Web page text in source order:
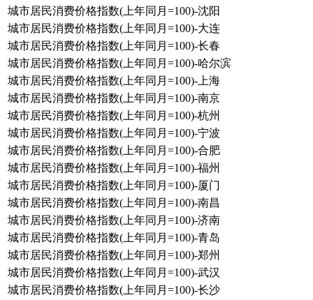
城市居民消费价格指数(上年同月=100)-沈阳
城市居民消费价格指数(上年同月=100)-大连
城市居民消费价格指数(上年同月=100)-长春
城市居民消费价格指数(上年同月=100)-哈尔滨
城市居民消费价格指数(上年同月=100)-上海
城市居民消费价格指数(上年同月=100)-南京
城市居民消费价格指数(上年同月=100)-杭州
城市居民消费价格指数(上年同月=100)-宁波
城市居民消费价格指数(上年同月=100)-合肥
城市居民消费价格指数(上年同月=100)-福州
城市居民消费价格指数(上年同月=100)-厦门
城市居民消费价格指数(上年同月=100)-南昌
城市居民消费价格指数(上年同月=100)-济南
城市居民消费价格指数(上年同月=100)-青岛
城市居民消费价格指数(上年同月=100)-郑州
城市居民消费价格指数(上年同月=100)-武汉
城市居民消费价格指数(上年同月=100)-长沙